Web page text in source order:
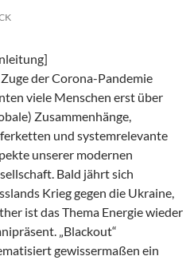
der Corona-Pandemie
viele Menschen erst über
Zusammenhänge,
und systemrelevante
unserer modernen
Bald jährt sich
Krieg gegen die Ukraine,
ist das Thema Energie wieder
„Blackout“
gewissermaßen ein